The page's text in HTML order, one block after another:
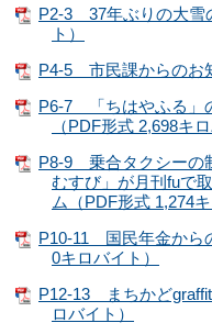
P2-3 37年ぶりの大雪
ト）
P4-5 市民課からのお
P6-7 「ちはやふる」
（PDF形式 2,698キロ
P8-9 乗合タクシーの
むすび」が月刊fuで
ム（PDF形式 1,274キ
P10-11 国民年金から
0キロバイト）
P12-13 まちかど
ロバイト）